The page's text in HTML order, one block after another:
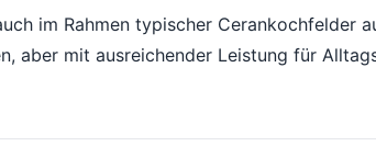
im Rahmen typischer Cerankochfelder
aber mit ausreichender Leistung für